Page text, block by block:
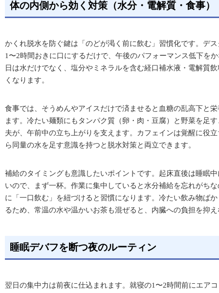
体の内側から効く対策（水分・電解質・食事）
かくれ脱水を防ぐ鍵は「のどが渇く前に飲む」習慣化です。デ
1〜2時間おきに口にするだけで、午後のパフォーマンス低下を
日は水だけでなく、塩分やミネラルを含む経口補水液・電解質
くなります。
食事では、そうめんやアイスだけで済ませると血糖の乱高下と
ます。冷たい麺類にもタンパク質（卵・肉・豆腐）と野菜を足
夫が、午前中の立ち上がりを支えます。カフェインは覚醒に役
ら同量の水を足す意識を持つと脱水対策と両立できます。
補給のタイミングも意識したいポイントです。起床直後は睡眠
いので、まず一杯。作業に集中していると水分補給を忘れがち
に「一口飲む」を紐づけると習慣になります。冷たい飲み物ば
るため、常温の水や温かいお茶も混ぜると、内臓への負担を抑
睡眠デバフを断つ夜のルーティン
翌日の集中力は前夜に仕込まれます。就寝の1〜2時間前にエア